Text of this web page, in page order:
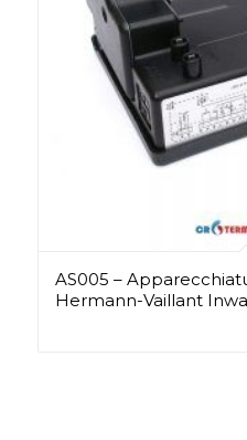
AS005 –
Hermann-Vaillant